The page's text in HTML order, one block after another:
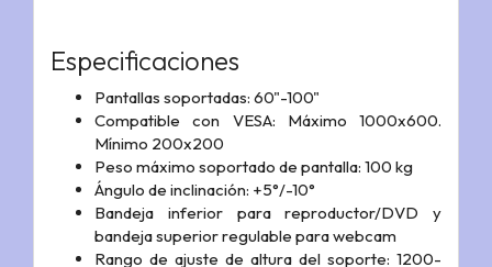
Especificaciones
Pantallas soportadas: 60"-100"
Compatible con VESA: Máximo 1000x600.
Mínimo 200x200
Peso máximo soportado de pantalla: 100 kg
Ángulo de inclinación: +5°/-10°
Bandeja inferior para reproductor/DVD y
bandeja superior regulable para webcam
Rango de ajuste de altura del soporte: 1200-